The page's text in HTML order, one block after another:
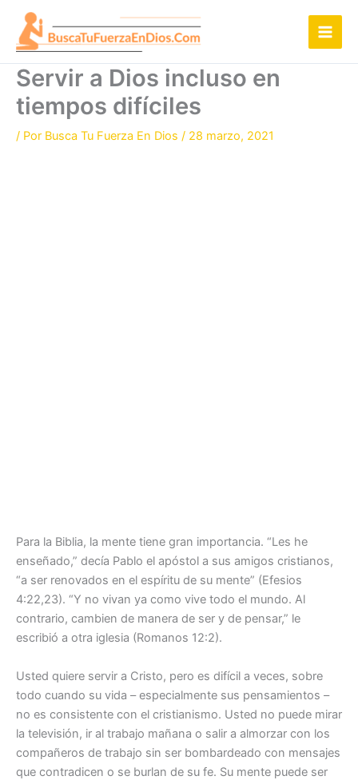
contenido
Servir a Dios incluso en
tiempos difíciles
/ Por Busca Tu Fuerza En Dios / 28 marzo, 2021
Para la Biblia, la mente tiene gran importancia. “Les he
enseñado,” decía Pablo el apóstol a sus amigos cristianos,
“a ser renovados en el espíritu de su mente” (Efesios
4:22,23). “Y no vivan ya como vive todo el mundo. Al
contrario, cambien de manera de ser y de pensar,” le
escribió a otra iglesia (Romanos 12:2).
Usted quiere servir a Cristo, pero es difícil a veces, sobre
todo cuando su vida – especialmente sus pensamientos –
no es consistente con el cristianismo. Usted no puede mirar
la televisión, ir al trabajo mañana o salir a almorzar con los
compañeros de trabajo sin ser bombardeado con mensajes
que contradicen o se burlan de su fe. Su mente puede ser